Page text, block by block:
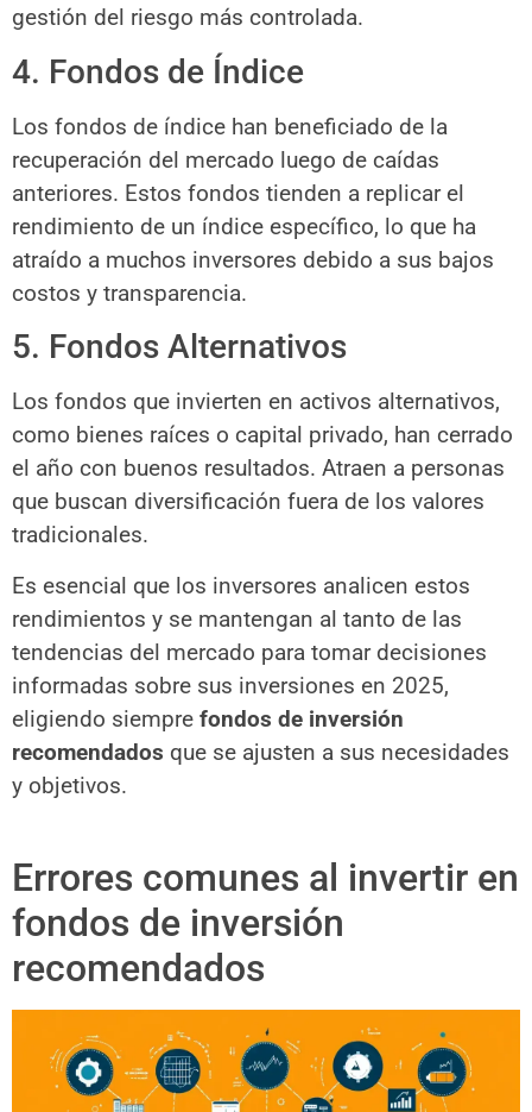
gestión del riesgo más controlada.
4. Fondos de Índice
Los fondos de índice han beneficiado de la
recuperación del mercado luego de caídas
anteriores. Estos fondos tienden a replicar el
rendimiento de un índice específico, lo que ha
atraído a muchos inversores debido a sus bajos
costos y transparencia.
5. Fondos Alternativos
Los fondos que invierten en activos alternativos,
como bienes raíces o capital privado, han cerrado
el año con buenos resultados. Atraen a personas
que buscan diversificación fuera de los valores
tradicionales.
Es esencial que los inversores analicen estos
rendimientos y se mantengan al tanto de las
tendencias del mercado para tomar decisiones
informadas sobre sus inversiones en 2025,
eligiendo siempre fondos de inversión
recomendados que se ajusten a sus necesidades
y objetivos.
Errores comunes al invertir en
fondos de inversión
recomendados